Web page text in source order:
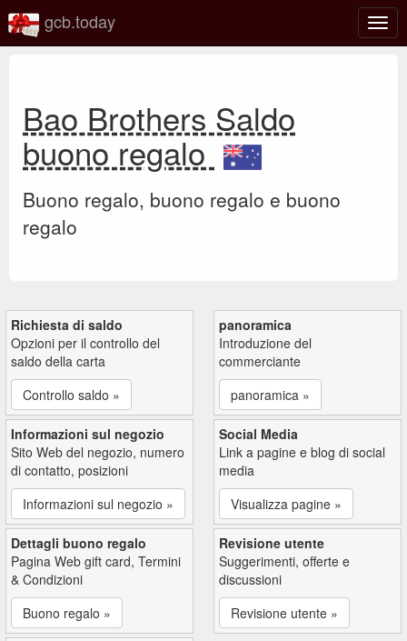
o
gcb.today
Bao Brothers Saldo
buono regalo
Buono regalo, buono regalo e buono
regalo
Richiesta di saldo
Opzioni per il controllo del
saldo della carta
Controllo saldo »
panoramica
Introduzione del
commerciante
panoramica »
Informazioni sul negozio
Sito Web del negozio, numero
di contatto, posizioni
Informazioni sul negozio »
Social Media
Link a pagine e blog di social
media
Visualizza pagine »
Dettagli buono regalo
Pagina Web gift card, Termini
& Condizioni
Buono regalo »
Revisione utente
Suggerimenti, offerte e
discussioni
Revisione utente »